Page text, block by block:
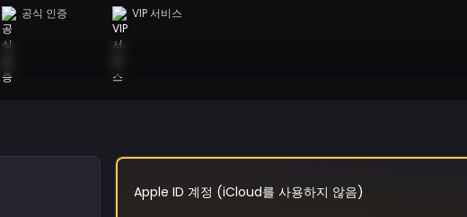
공식 인증 VIP 서비스
Apple ID 계정 (iCloud를 사용하지 않음)